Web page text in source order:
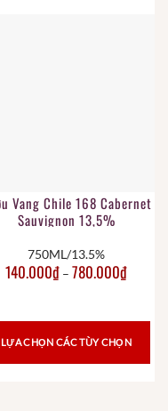
Vang Chile 168 Cabernet
Sauvignon 13,5%
750ML/13.5%
140.000₫ – 780.000₫
LỰA CHỌN CÁC TÙY CHỌN